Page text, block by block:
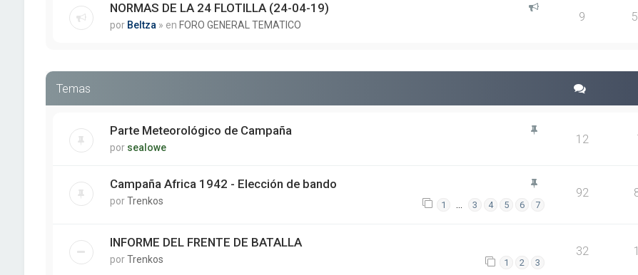
NORMAS DE LA 24 FLOTILLA (24-04-19)
por Beltza » en FORO GENERAL TEMATICO
9
Temas
Parte Meteorológico de Campaña
por sealowe
12
Campaña Africa 1942 - Elección de bando
porTrenkos 1 3 4 5 6 7
92
INFORME DEL FRENTE DE BATALLA
porTrenkos 1 2 3
32